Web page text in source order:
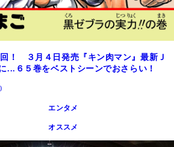
！ ３月４日発売『キン肉マン』最新Ｊ
...６５巻をベストシーンでおさらい！
エンタメ
オススメ